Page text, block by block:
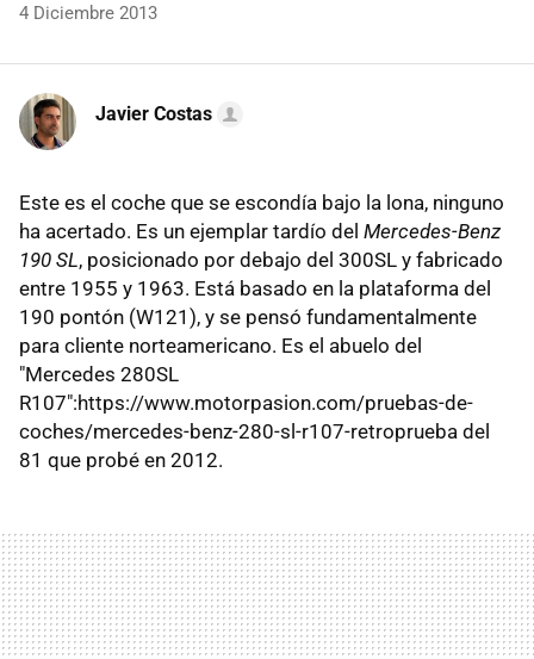
4 Diciembre 2013
Javier Costas
Este es el coche que se escondía bajo la lona, ninguno
ha acertado. Es un ejemplar tardío del Mercedes-Benz
190 SL, posicionado por debajo del 300SL y fabricado
entre 1955 y 1963. Está basado en la plataforma del
190 pontón (W121), y se pensó fundamentalmente
para cliente norteamericano. Es el abuelo del
"Mercedes 280SL
R107":https://www.motorpasion.com/pruebas-de-
coches/mercedes-benz-280-sl-r107-retroprueba del
81 que probé en 2012.